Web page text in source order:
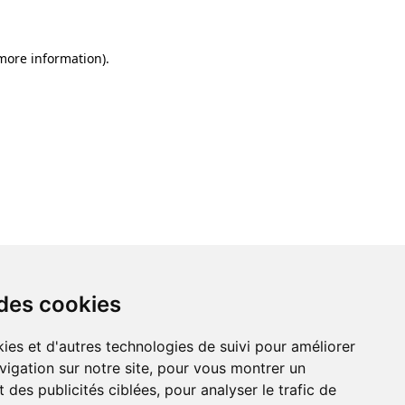
cookies
et d'autres technologies de suivi pour améliorer
sur notre site, pour vous montrer un
des publicités ciblées, pour analyser le trafic de
information).